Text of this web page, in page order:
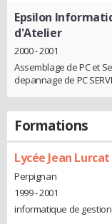
Epsilon
d'Atelier
2000 - 2001
Assemblage de PC et
depannage de PC
Formations
Lycée Jean Lurcat
Perpignan
1999 - 2001
informatique de gestion